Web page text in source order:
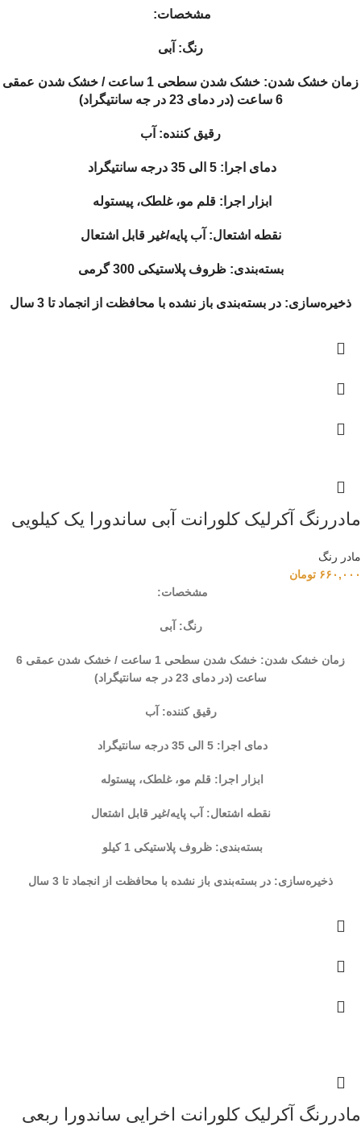
مشخصات:
رنگ: آبی
زمان خشک شدن: خشک شدن سطحی 1 ساعت / خشک شدن عمقی
6 ساعت (در دمای 23 در جه سانتیگراد)
رقیق کننده: آب
دمای اجرا: 5 الی 35 درجه سانتیگراد
ابزار اجرا: قلم مو، غلطک، پیستوله
نقطه اشتعال: آب پایه/غیر قابل اشتعال
بسته‌بندی: ظروف پلاستیکی 300 گرمی
ذخیره‌سازی: در بسته‌بندی باز نشده با محافظت از انجماد تا 3 سال
مادررنگ آکرلیک کلورانت آبی ساندورا یک کیلویی
مادر رنگ
۶۶۰,۰۰۰ تومان
مشخصات:
رنگ: آبی
زمان خشک شدن: خشک شدن سطحی 1 ساعت / خشک شدن عمقی 6
ساعت (در دمای 23 در جه سانتیگراد)
رقیق کننده: آب
دمای اجرا: 5 الی 35 درجه سانتیگراد
ابزار اجرا: قلم مو، غلطک، پیستوله
نقطه اشتعال: آب پایه/غیر قابل اشتعال
بسته‌بندی: ظروف پلاستیکی 1 کیلو
ذخیره‌سازی: در بسته‌بندی باز نشده با محافظت از انجماد تا 3 سال
مادررنگ آکرلیک کلورانت اخرایی ساندورا ربعی